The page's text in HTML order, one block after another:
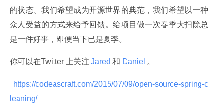
的状态。我们希望成为开源世界的典范，我们希望以一种
众人受益的方式来给予回馈。给项目做一次春季大扫除总
是一件好事，即便当下已是夏季。
你可以在Twitter 上关注 Jared 和 Daniel 。
leaning/